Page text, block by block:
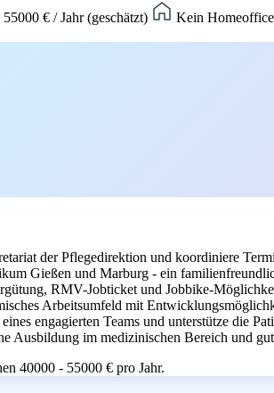
€ / Jahr (geschätzt)
Kein
der Pflegedirektion und koordiniere
Gießen und Marburg - ein
RMV-Jobticket und Jobbike-
Arbeitsumfeld mit
engagierten Teams und unterstütze die
Ausbildung im medizinischen Bereich und
40000 - 55000 € pro Jahr.